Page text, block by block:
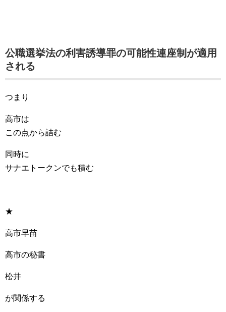
公職選挙法の利害誘導罪の可能性連座制が適用
される
つまり
高市は
この点から詰む
同時に
サナエトークンでも積む
★
高市早苗
高市の秘書
松井
が関係する